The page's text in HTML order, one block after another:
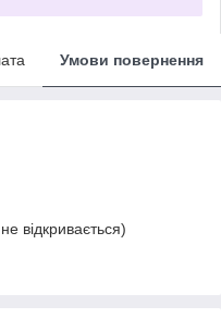
Умови повернення
відкривається)